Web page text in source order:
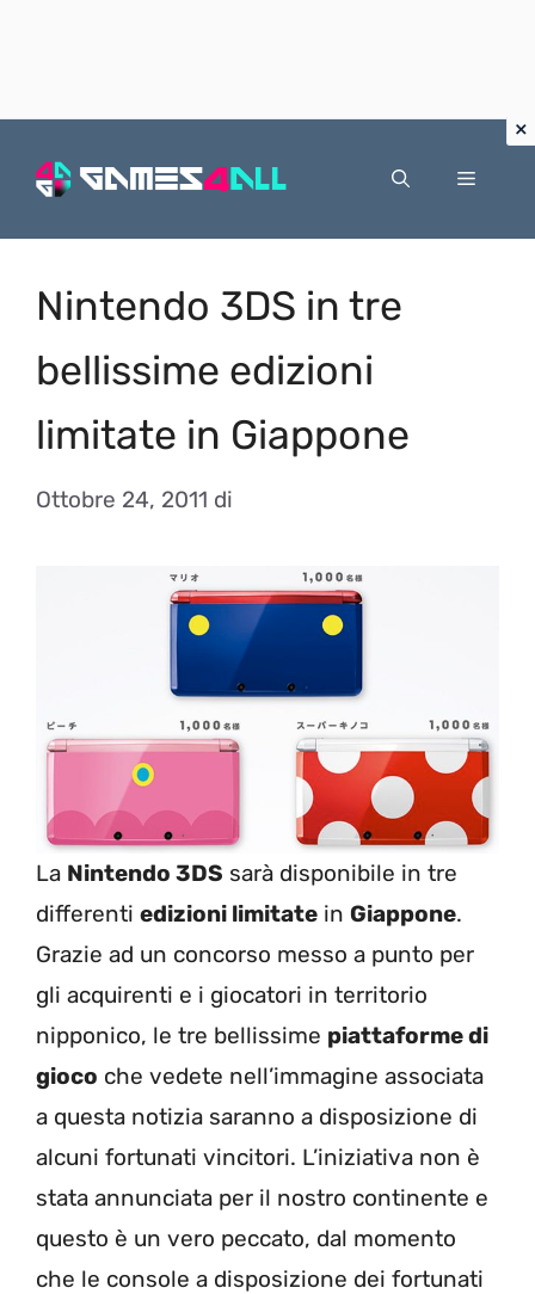
Menu
Nintendo 3DS in tre
bellissime edizioni
limitate in Giappone
Ottobre 24, 2011 di
La Nintendo 3DS sarà disponibile in tre
differenti edizioni limitate in Giappone.
Grazie ad un concorso messo a punto per
gli acquirenti e i giocatori in territorio
nipponico, le tre bellissime piattaforme di
gioco che vedete nell’immagine associata
a questa notizia saranno a disposizione di
alcuni fortunati vincitori. L’iniziativa non è
stata annunciata per il nostro continente e
questo è un vero peccato, dal momento
che le console a disposizione dei fortunati